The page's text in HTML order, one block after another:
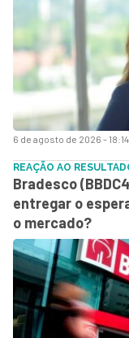
6 de agosto de 2026 - 18:14
REAÇÃO AO
Bradesco
entregar o
o mercado?